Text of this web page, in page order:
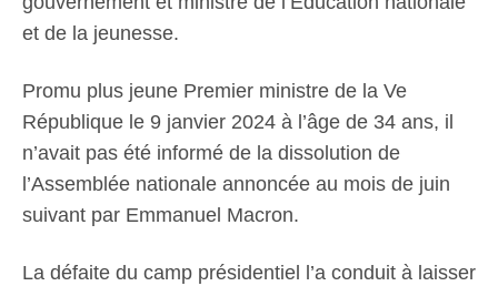
et de la jeunesse.
Promu plus jeune Premier ministre de la Ve
République le 9 janvier 2024 à l’âge de 34 ans, il
n’avait pas été informé de la dissolution de
l’Assemblée nationale annoncée au mois de juin
suivant par Emmanuel Macron.
La défaite du camp présidentiel l’a conduit à laisser